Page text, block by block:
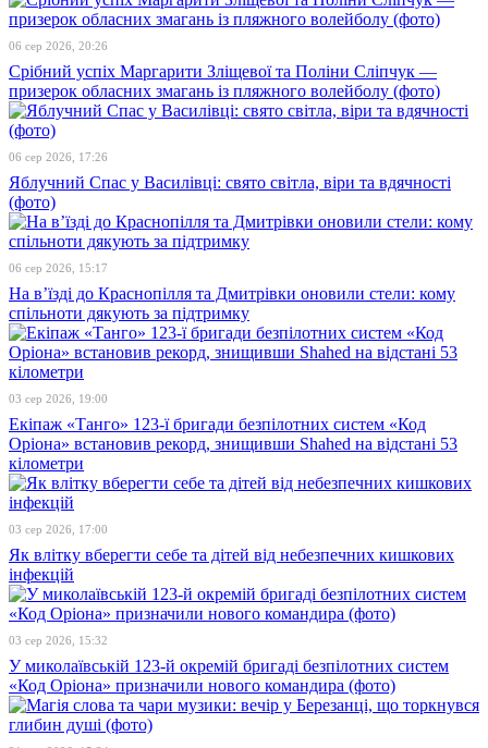
06 сер 2026, 20:26
Срібний успіх Маргарити Зліщевої та Поліни Сліпчук —
призерок обласних змагань із пляжного волейболу (фото)
06 сер 2026, 17:26
Яблучний Спас у Василівці: свято світла, віри та вдячності
(фото)
06 сер 2026, 15:17
На в’їзді до Краснопілля та Дмитрівки оновили стели: кому
спільноти дякують за підтримку
03 сер 2026, 19:00
Екіпаж «Танго» 123-ї бригади безпілотних систем «Код
Оріона» встановив рекорд, знищивши Shahed на відстані 53
кілометри
03 сер 2026, 17:00
Як влітку вберегти себе та дітей від небезпечних кишкових
інфекцій
03 сер 2026, 15:32
У миколаївській 123-й окремій бригаді безпілотних систем
«Код Оріона» призначили нового командира (фото)